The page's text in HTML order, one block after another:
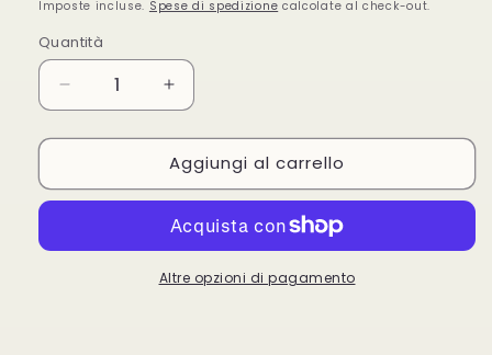
Imposte incluse. Spese di spedizione calcolate al check-out.
Quantità
Quantità
Diminuisci
quantità
per
Jolie
N°
Aumenta
quantità
per
La
Jolie
Matto
N°
M15
Aggiungi al carrello
Altre opzioni di pagamento